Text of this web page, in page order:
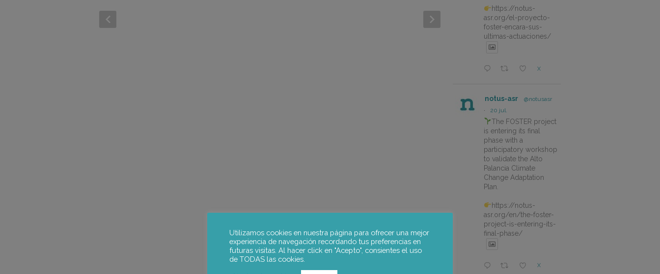
https://notus-
asr.org/el-proyecto-
foster-encara-sus-
ultimas-actuaciones/
X
notus-asr
@notusasr
·
20 jul.
The FOSTER project
is entering its final
phase with a
participatory workshop
to validate the Alto
Palancia Climate
Change Adaptation
Plan.
https://notus-
asr.org/en/the-foster-
project-is-entering-its-
final-phase/
X
Utilizamos cookies en nuestra página para ofrecer una mejor
experiencia de navegación recordando tus preferencias en
futuras visitas. Al hacer click en "Acepto", consientes el uso
de TODAS las cookies.